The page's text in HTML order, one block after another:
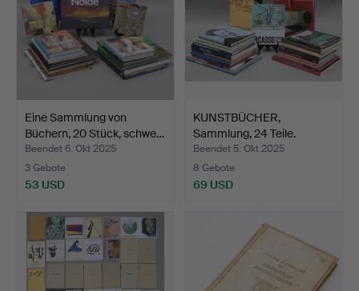
Eine Sammlung von
Büchern, 20 Stück, schwe…
Beendet 6. Okt 2025
3 Gebote
53 USD
KUNSTBÜCHER,
Sammlung, 24 Teile.
Beendet 5. Okt 2025
8 Gebote
69 USD